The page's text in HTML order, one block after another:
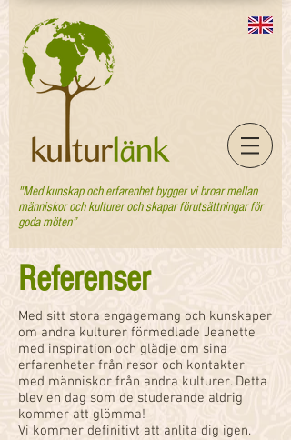
"Med kunskap och erfarenhet bygger vi broar mellan
människor och kulturer och skapar förutsättningar för
goda möten”
Referenser
Med sitt stora engagemang och kunskaper
om andra kulturer förmedlade Jeanette
med inspiration och glädje om sina
erfarenheter från resor och kontakter
med människor från andra kulturer. Detta
blev en dag som de studerande aldrig
kommer att glömma!
Vi kommer definitivt att anlita dig igen.